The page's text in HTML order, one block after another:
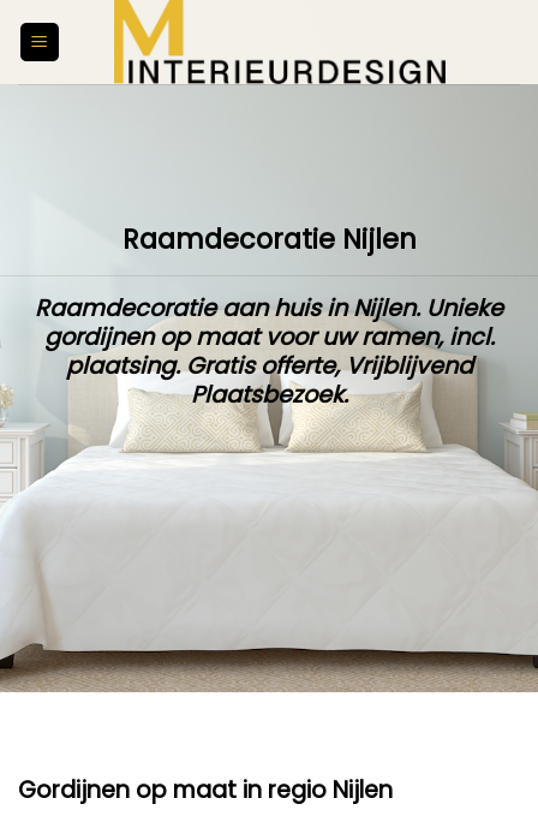
Raamdecoratie Nijlen
Raamdecoratie aan huis in Nijlen. Unieke
gordijnen op maatvoor uw ramen,incl.
plaatsing.Gratis offerte,Vrijblijvend
Plaatsbezoek.
Gordijnen op maat in regio Nijlen